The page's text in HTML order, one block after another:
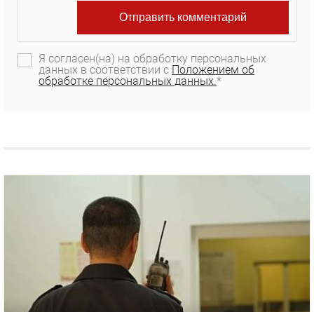
Я согласен(на) на обработку персональных
данных в соответствии с Положением об
обработке персональных данных.*